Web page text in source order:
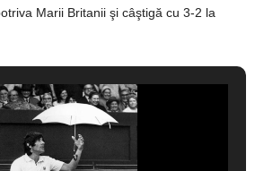
Marii Britanii şi câştigă cu 3-2 la